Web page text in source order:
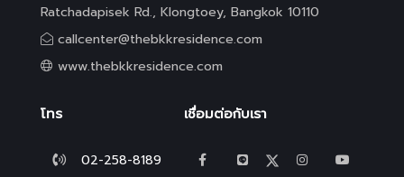
Ratchadapisek Rd., Klongtoey, Bangkok 10110
callcenter@thebkkresidence.com
www.thebkkresidence.com
โทร
02-258-8189
เชื่อมต่อกับเรา